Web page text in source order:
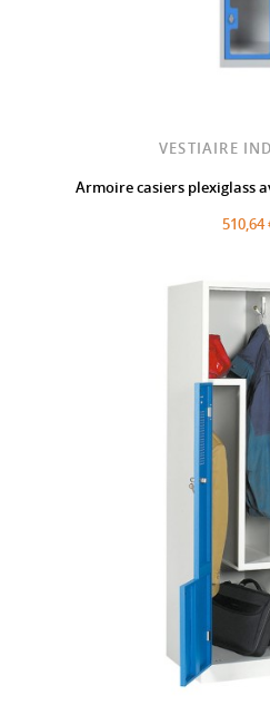
VESTIAIRE
Armoire casiers plexiglass
510,64